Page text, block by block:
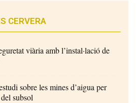
CERVERA
viària amb l’instal·lació de
sobre les mines d’aigua per
subsol